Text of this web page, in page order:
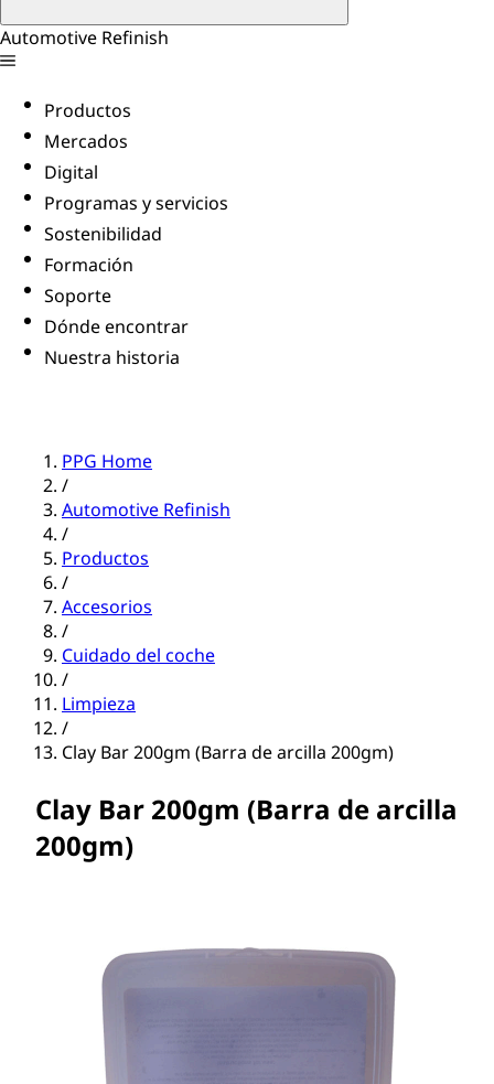
Automotive Refinish
Productos
Mercados
Digital
Programas y servicios
Sostenibilidad
Formación
Soporte
Dónde encontrar
Nuestra historia
PPG Home
/
Automotive Refinish
/
Productos
/
Accesorios
/
Cuidado del coche
/
Limpieza
/
Clay Bar 200gm (Barra de arcilla 200gm)
Clay Bar 200gm (Barra de arcilla
200gm)